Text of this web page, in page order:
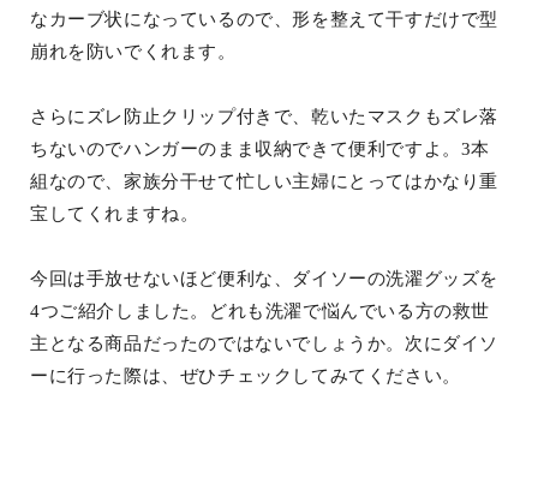
なカーブ状になっているので、形を整えて干すだけで型
崩れを防いでくれます。
さらにズレ防止クリップ付きで、乾いたマスクもズレ落
ちないのでハンガーのまま収納できて便利ですよ。3本
組なので、家族分干せて忙しい主婦にとってはかなり重
宝してくれますね。
今回は手放せないほど便利な、ダイソーの洗濯グッズを
4つご紹介しました。どれも洗濯で悩んでいる方の救世
主となる商品だったのではないでしょうか。次にダイソ
ーに行った際は、ぜひチェックしてみてください。